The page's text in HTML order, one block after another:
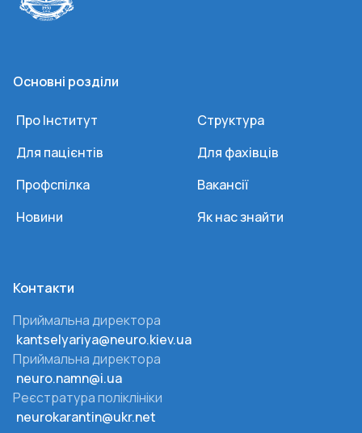
Основні розділи
Про Інститут
Структура
Для пацієнтів
Для фахівців
Профспілка
Вакансії
Новини
Як нас знайти
Контакти
Приймальна директора
kantselyariya@neuro.kiev.ua
Приймальна директора
neuro.namn@i.ua
Реєстратура поліклініки
neurokarantin@ukr.net